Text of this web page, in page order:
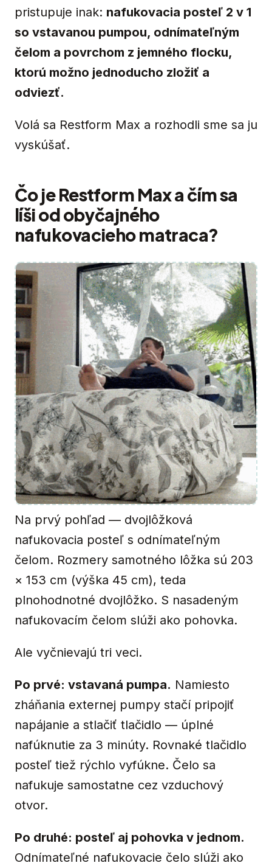
pristupuje inak: nafukovacia posteľ 2 v 1
so vstavanou pumpou, odnímateľným
čelom a povrchom z jemného flocku,
ktorú možno jednoducho zložiť a
odviezť.
Volá sa Restform Max a rozhodli sme sa ju
vyskúšať.
Čo je Restform Max a čím sa
líši od obyčajného
nafukovacieho matraca?
Na prvý pohľad — dvojlôžková
nafukovacia posteľ s odnímateľným
čelom. Rozmery samotného lôžka sú 203
× 153 cm (výška 45 cm), teda
plnohodnotné dvojlôžko. S nasadeným
nafukovacím čelom slúži ako pohovka.
Ale vyčnievajú tri veci.
Po prvé: vstavaná pumpa. Namiesto
zháňania externej pumpy stačí pripojiť
napájanie a stlačiť tlačidlo — úplné
nafúknutie za 3 minúty. Rovnaké tlačidlo
posteľ tiež rýchlo vyfúkne. Čelo sa
nafukuje samostatne cez vzduchový
otvor.
Po druhé: posteľ aj pohovka v jednom.
Odnímateľné nafukovacie čelo slúži ako